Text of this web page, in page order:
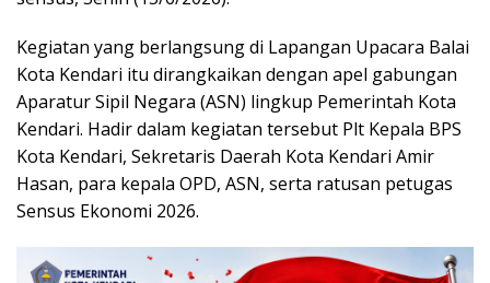
Kegiatan yang berlangsung di Lapangan Upacara Balai
Kota Kendari itu dirangkaikan dengan apel gabungan
Aparatur Sipil Negara (ASN) lingkup Pemerintah Kota
Kendari. Hadir dalam kegiatan tersebut Plt Kepala BPS
Kota Kendari, Sekretaris Daerah Kota Kendari Amir
Hasan, para kepala OPD, ASN, serta ratusan petugas
Sensus Ekonomi 2026.